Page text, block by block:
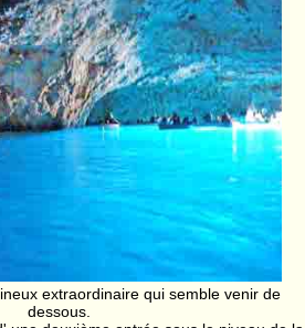
extraordinaire qui semble venir de
dessous.